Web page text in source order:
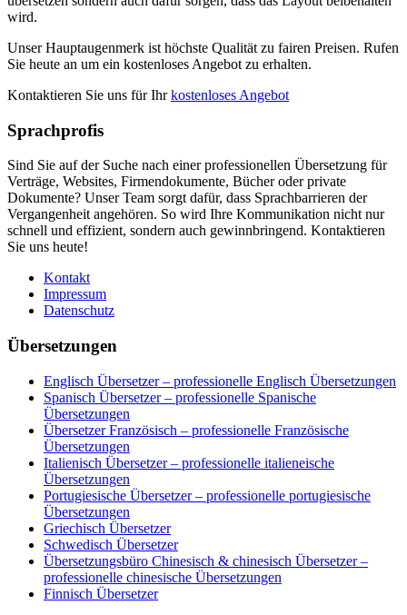
wird.
Unser Hauptaugenmerk ist höchste Qualität zu fairen Preisen. Rufen
Sie heute an um ein kostenloses Angebot zu erhalten.
Kontaktieren Sie uns für Ihrkostenloses Angebot
Sprachprofis
Sind Sie auf der Suche nach einer professionellen Übersetzung für
Verträge, Websites, Firmendokumente, Bücher oder private
Dokumente? Unser Team sorgt dafür, dass Sprachbarrieren der
Vergangenheit angehören. So wird Ihre Kommunikation nicht nur
schnell und effizient, sondern auch gewinnbringend. Kontaktieren
Sie uns heute!
Kontakt
Impressum
Datenschutz
Übersetzungen
Englisch Übersetzer – professionelle Englisch Übersetzungen
Spanisch Übersetzer – professionelle Spanische
Übersetzungen
Übersetzer Französisch – professionelle Französische
Übersetzungen
Italienisch Übersetzer – professionelle italieneische
Übersetzungen
Portugiesische Übersetzer – professionelle portugiesische
Übersetzungen
Griechisch Übersetzer
Schwedisch Übersetzer
Übersetzungsbüro Chinesisch & chinesisch Übersetzer –
professionelle chinesische Übersetzungen
Finnisch Übersetzer